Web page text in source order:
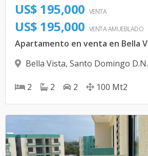
US$ 195,000 VENTA
US$ 195,000 VENTA AMUEBLADO
Bella Vista, Santo Domingo D.N.
2 2 2 100 Mt2